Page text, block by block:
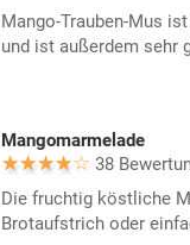
Mango-Trauben-Mus
und ist außerdem sehr
Mangomarmelade
38
Die fruchtig köstliche
Brotaufstrich oder